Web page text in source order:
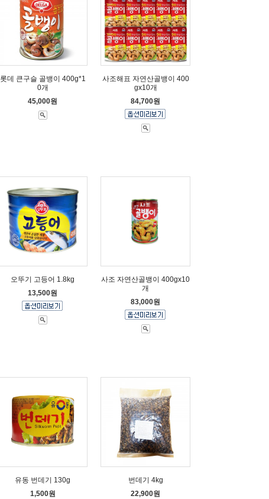
롯데 큰구슬 골뱅이 400g*1
0개
45,000원
사조해표 자연산골뱅이 400
gx10개
84,700원
오뚜기 고등어 1.8kg
13,500원
사조 자연산골뱅이 400gx10
개
83,000원
유동 번데기 130g
1,500원
번데기 4kg
22,900원